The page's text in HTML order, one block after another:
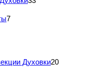
7
Духовки20